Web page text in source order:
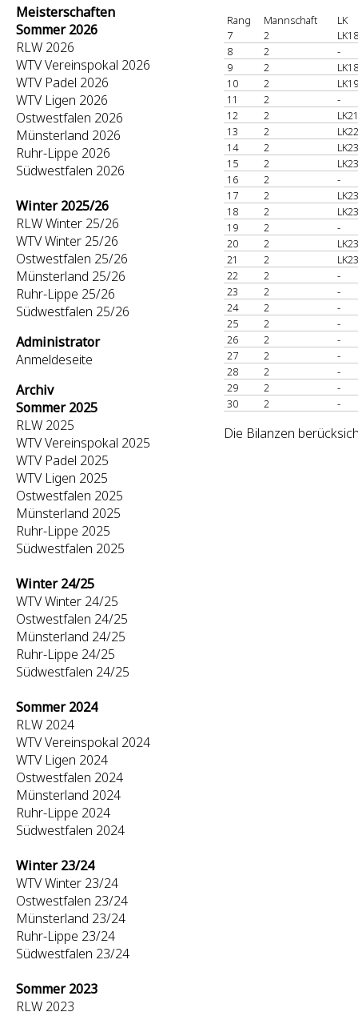
Meisterschaften
Sommer 2026
RLW 2026
WTV Vereinspokal 2026
WTV Padel 2026
WTV Ligen 2026
Ostwestfalen 2026
Münsterland 2026
Ruhr-Lippe 2026
Südwestfalen 2026
Winter 2025/26
RLW Winter 25/26
WTV Winter 25/26
Ostwestfalen 25/26
Münsterland 25/26
Ruhr-Lippe 25/26
Südwestfalen 25/26
Administrator
Anmeldeseite
Archiv
Sommer 2025
RLW 2025
WTV Vereinspokal 2025
WTV Padel 2025
WTV Ligen 2025
Ostwestfalen 2025
Münsterland 2025
Ruhr-Lippe 2025
Südwestfalen 2025
Winter 24/25
WTV Winter 24/25
Ostwestfalen 24/25
Münsterland 24/25
Ruhr-Lippe 24/25
Südwestfalen 24/25
Sommer 2024
RLW 2024
WTV Vereinspokal 2024
WTV Ligen 2024
Ostwestfalen 2024
Münsterland 2024
Ruhr-Lippe 2024
Südwestfalen 2024
Winter 23/24
WTV Winter 23/24
Ostwestfalen 23/24
Münsterland 23/24
Ruhr-Lippe 23/24
Südwestfalen 23/24
Sommer 2023
RLW 2023
Rang Mannschaft
LK
7
2
8
2
-
9
2
10
2
11
2
-
12
2
13
2
14
2
15
2
16
2
-
17
2
18
2
19
2
-
20
2
21
2
22
2
-
23
2
-
24
2
-
25
2
-
26
2
-
27
2
-
28
2
-
29
2
-
30
2 -
Die Bilanzen